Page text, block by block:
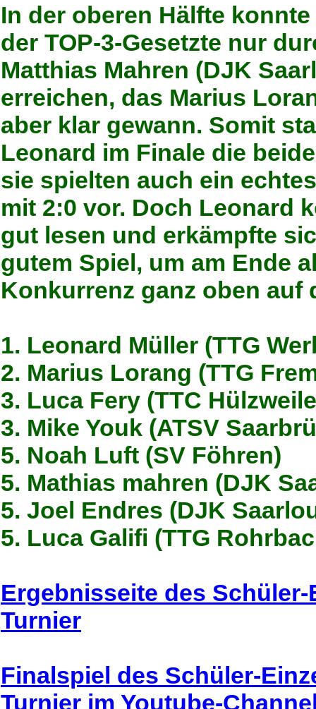
In der oberen Hälfte
der TOP-3-Gesetzte nur
Matthias Mahren (DJK
erreichen, das Marius
aber klar gewann. Somit
Leonard im Finale die
sie spielten auch ein
mit 2:0 vor. Doch Leonard
gut lesen und erkämpfte
gutem Spiel, um am Ende
Konkurrenz ganz oben auf
1. Leonard Müller (TTG
2. Marius Lorang (TTG
3. Luca Fery (TTC
3. Mike Youk (ATSV
5. Noah Luft (SV Föhren)
5. Mathias mahren (DJK
5. Joel Endres (DJK
5. Luca Galifi (TTG
Ergebnisseite des
Turnier
Finalspiel des Schüler-
Turnier im Youtube-